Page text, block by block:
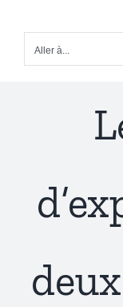
contenuAller à...